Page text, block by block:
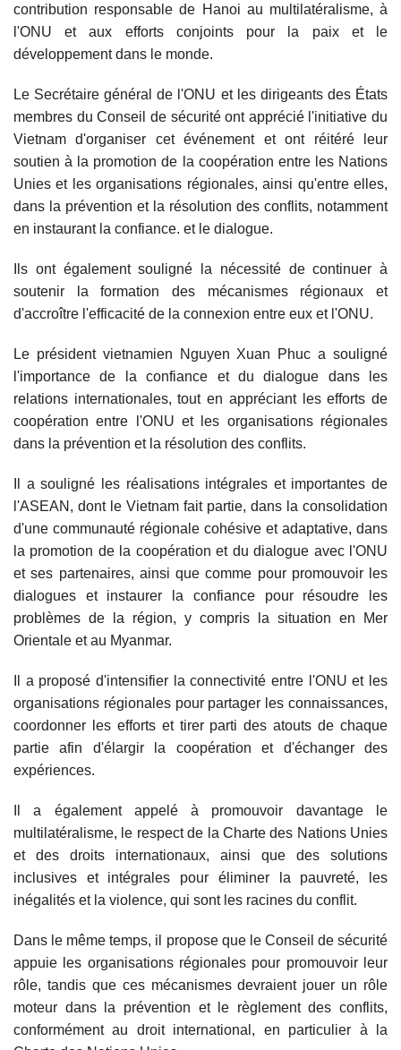
contribution responsable de Hanoi au multilatéralisme, à
l'ONU et aux efforts conjoints pour la paix et le
développement dans le monde.
Le Secrétaire général de l'ONU et les dirigeants des États
membres du Conseil de sécurité ont apprécié l'initiative du
Vietnam d'organiser cet événement et ont réitéré leur
soutien à la promotion de la coopération entre les Nations
Unies et les organisations régionales, ainsi qu'entre elles,
dans la prévention et la résolution des conflits, notamment
en instaurant la confiance. et le dialogue.
Ils ont également souligné la nécessité de continuer à
soutenir la formation des mécanismes régionaux et
d'accroître l'efficacité de la connexion entre eux et l'ONU.
Le président vietnamien Nguyen Xuan Phuc a souligné
l'importance de la confiance et du dialogue dans les
relations internationales, tout en appréciant les efforts de
coopération entre l'ONU et les organisations régionales
dans la prévention et la résolution des conflits.
Il a souligné les réalisations intégrales et importantes de
l'ASEAN, dont le Vietnam fait partie, dans la consolidation
d'une communauté régionale cohésive et adaptative, dans
la promotion de la coopération et du dialogue avec l'ONU
et ses partenaires, ainsi que comme pour promouvoir les
dialogues et instaurer la confiance pour résoudre les
problèmes de la région, y compris la situation en Mer
Orientale et au Myanmar.
Il a proposé d'intensifier la connectivité entre l'ONU et les
organisations régionales pour partager les connaissances,
coordonner les efforts et tirer parti des atouts de chaque
partie afin d'élargir la coopération et d'échanger des
expériences.
Il a également appelé à promouvoir davantage le
multilatéralisme, le respect de la Charte des Nations Unies
et des droits internationaux, ainsi que des solutions
inclusives et intégrales pour éliminer la pauvreté, les
inégalités et la violence, qui sont les racines du conflit.
Dans le même temps, il propose que le Conseil de sécurité
appuie les organisations régionales pour promouvoir leur
rôle, tandis que ces mécanismes devraient jouer un rôle
moteur dans la prévention et le règlement des conflits,
conformément au droit international, en particulier à la